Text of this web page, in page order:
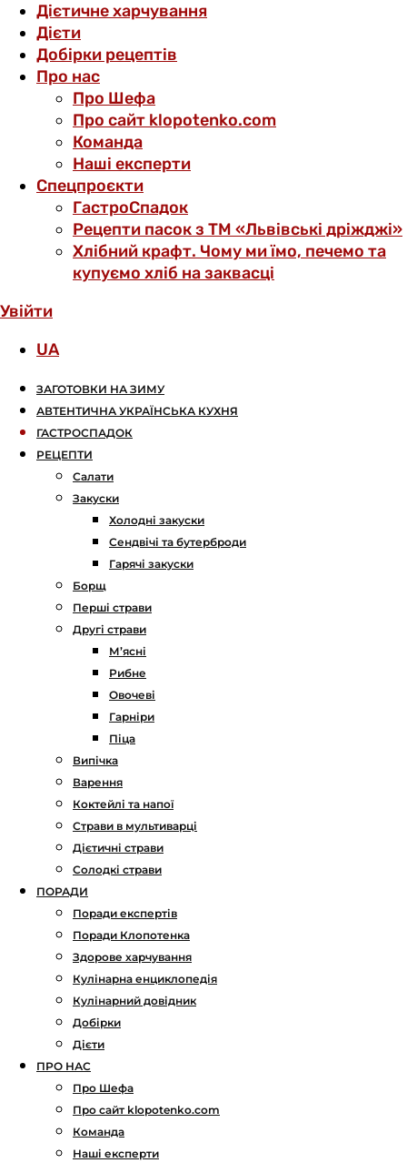
Дієтичне харчування
Дієти
Добірки рецептів
Про нас
Про Шефа
Про сайт klopotenko.com
Команда
Наші експерти
Спецпроєкти
ГастроСпадок
Рецепти пасок з ТМ «Львівські дріжджі»
Хлібний крафт. Чому ми їмо, печемо та
купуємо хліб на заквасці
Увійти
UA
ЗАГОТОВКИ НА ЗИМУ
АВТЕНТИЧНА УКРАЇНСЬКА КУХНЯ
ГАСТРОСПАДОК
РЕЦЕПТИ
Салати
Закуски
Холодні закуски
Сендвічі та бутерброди
Гарячі закуски
Борщ
Перші страви
Другі страви
М’ясні
Рибне
Овочеві
Гарніри
Піца
Випічка
Варення
Коктейлі та напої
Страви в мультиварці
Дієтичні страви
Солодкі страви
ПОРАДИ
Поради експертів
Поради Клопотенка
Здорове харчування
Кулінарна енциклопедія
Кулінарний довідник
Добірки
Дієти
ПРО НАС
Про Шефа
Про сайт klopotenko.com
Команда
Наші експерти